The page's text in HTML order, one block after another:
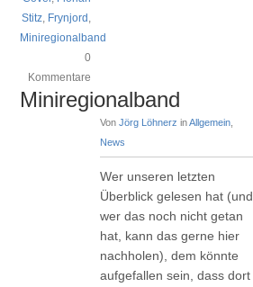
Stitz, Frynjord ,
Miniregionalband
0
Kommentare
Miniregionalband
VonJörg Löhnerz inAllgemein
News
Wer unseren letzten
Überblick gelesen hat (und
wer das noch nicht getan
hat, kann das gerne hier
nachholen), dem könnte
aufgefallen sein, dass dort